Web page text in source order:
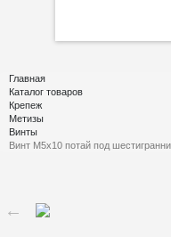
Главная
Каталог товаров
Крепеж
Метизы
Винты
Винт М5х10 потай под